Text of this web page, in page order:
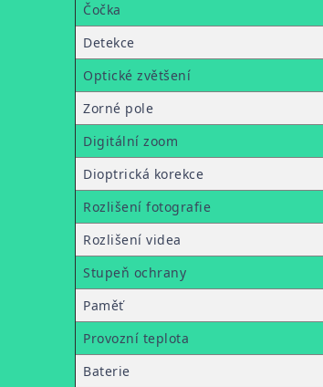
Čočka
Detekce
Optické zvětšení
Zorné pole
Digitální zoom
Dioptrická korekce
Rozlišení fotografie
Rozlišení videa
Stupeň ochrany
Paměť
Provozní teplota
Baterie